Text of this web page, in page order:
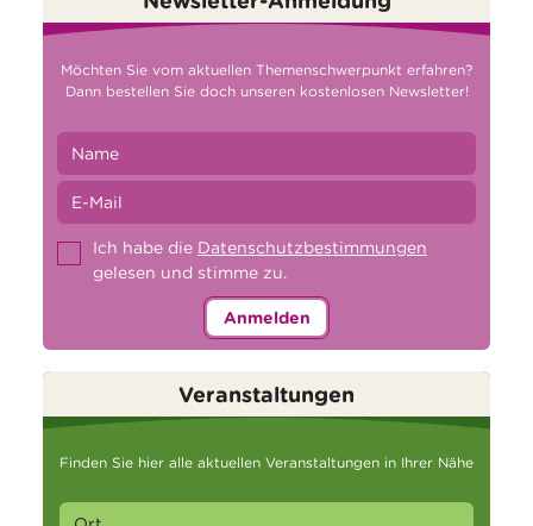
Möchten Sie vom aktuellen Themenschwerpunkt erfahren?
Dann bestellen Sie doch unseren kostenlosen Newsletter!
Ich habe die Datenschutzbestimmungen
gelesen und stimme zu.
Anmelden
Veranstaltungen
Finden Sie hier alle aktuellen Veranstaltungen in Ihrer Nähe